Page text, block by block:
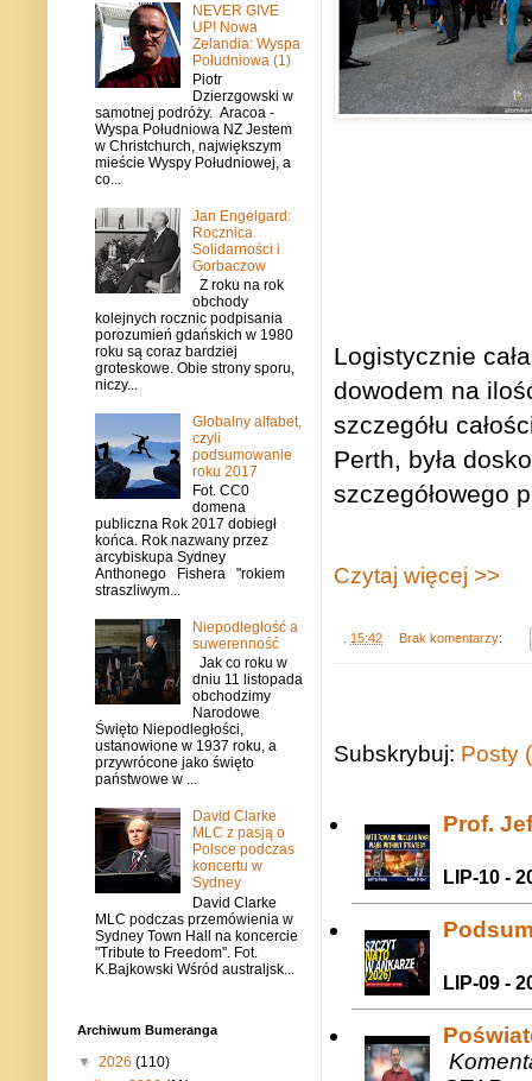
Logistycznie
dowodem na
szczegółu
Perth, była
szczegółowego
Czytaj więcej >>
15:42 Brak komentarzy:
Subskrybuj: Posty
Prof.
LIP-10 -
LIP-09 -
NEVER GIVE
UP! Nowa
Zelandia: Wyspa
Południowa (1)
Piotr
Dzierzgowski w
samotnej podróży. Aracoa -
Wyspa Południowa NZ Jestem
w Christchurch, największym
mieście Wyspy Południowej, a
co...
Jan Engelgard:
Rocznica
Solidarności i
Gorbaczow
Z roku na rok
obchody
kolejnych rocznic podpisania
porozumień gdańskich w 1980
roku są coraz bardziej
groteskowe. Obie strony sporu,
niczy...
Globalny alfabet,
czyli
podsumowanie
roku 2017
Fot. CC0
domena
publiczna Rok 2017 dobiegł
końca. Rok nazwany przez
arcybiskupa Sydney
Anthonego Fishera "rokiem
straszliwym...
Niepodległość a
suwerenność
Jak co roku w
dniu 11 listopada
obchodzimy
Narodowe
Święto Niepodległości,
ustanowione w 1937 roku, a
przywrócone jako święto
państwowe w ...
David Clarke
MLC z pasją o
Polsce podczas
koncertu w
Sydney
David Clarke
MLC podczas przemówienia w
Sydney Town Hall na koncercie
"Tribute to Freedom". Fot.
K.Bajkowski Wśród australjsk...
Archiwum Bumeranga
▼ 2026 (110)